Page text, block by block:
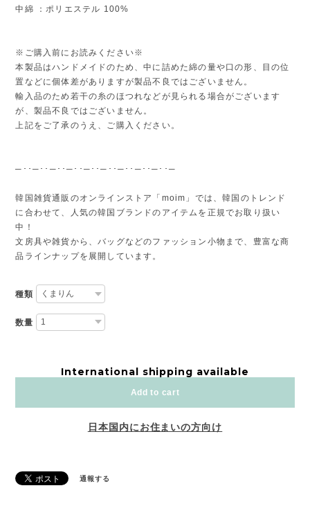
中綿 ：ポリエステル 100%
※ご購入前にお読みください※
本製品はハンドメイドのため、中に詰めた綿の量や口の形、目の位
置などに個体差がありますが製品不良ではございません。
輸入品のため若干の糸のほつれなどが見られる場合がございます
が、製品不良ではございません。
上記をご了承のうえ、ご購入ください。
─･･─･･─･･─･･─･･─･･─･･─･･─･･─
韓国雑貨通販のオンラインストア「moim」では、韓国のトレンド
に合わせて、人気の韓国ブランドのアイテムを正規でお取り扱い
中！
文房具や雑貨から、バッグなどのファッション小物まで、豊富な商
品ラインナップを展開しています。
種類
数量
International shipping available
Add to cart
日本国内にお住まいの方向け
通報する